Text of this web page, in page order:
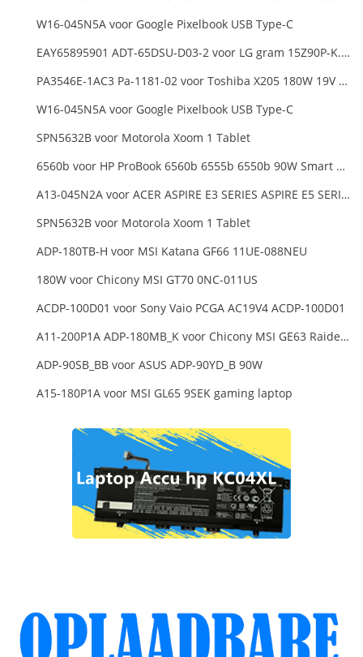
W16-045N5A voor Google Pixelbook USB Type-C
EAY65895901 ADT-65DSU-D03-2 voor LG gram 15Z90P-K.ARB6U1 16T90P, LG gram 15Z90Q 16Z90Q 17Z90Q16Z95PD Series
PA3546E-1AC3 Pa-1181-02 voor Toshiba X205 180W 19V 9.5A Laptop DC Charger Power Supply
W16-045N5A voor Google Pixelbook USB Type-C
SPN5632B voor Motorola Xoom 1 Tablet
6560b voor HP ProBook 6560b 6555b 6550b 90W Smart AC Power Adapter Laptop
A13-045N2A voor ACER ASPIRE E3 SERIES ASPIRE E5 SERIES ASPIRE ES1 SERIES
SPN5632B voor Motorola Xoom 1 Tablet
ADP-180TB-H voor MSI Katana GF66 11UE-088NEU
180W voor Chicony MSI GT70 0NC-011US
ACDP-100D01 voor Sony Vaio PCGA AC19V4 ACDP-100D01
A11-200P1A ADP-180MB_K voor Chicony MSI GE63 Raider RGB 8RE-012US
ADP-90SB_BB voor ASUS ADP-90YD_B 90W
A15-180P1A voor MSI GL65 9SEK gaming laptop